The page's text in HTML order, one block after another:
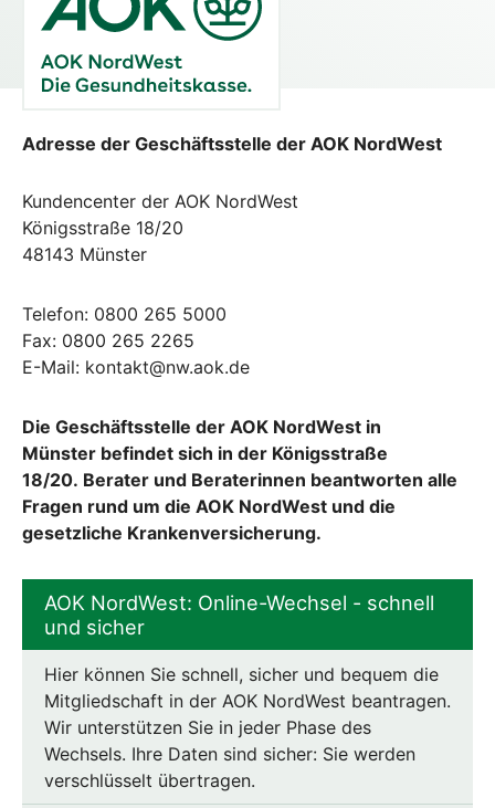
Adresse der Geschäftsstelle der AOK NordWest
Kundencenter der AOK NordWest
Königsstraße 18/20
48143 Münster
Telefon: 0800 265 5000
Fax: 0800 265 2265
E-Mail: kontakt@nw.aok.de
Die Geschäftsstelle der AOK NordWest in
Münster befindet sich in der Königsstraße
18/20. Berater und Beraterinnen beantworten alle
Fragen rund um die AOK NordWest und die
gesetzliche Krankenversicherung.
AOK NordWest: Online-Wechsel - schnell
und sicher
Hier können Sie schnell, sicher und bequem die
Mitgliedschaft in der AOK NordWest beantragen.
Wir unterstützen Sie in jeder Phase des
Wechsels. Ihre Daten sind sicher: Sie werden
verschlüsselt übertragen.